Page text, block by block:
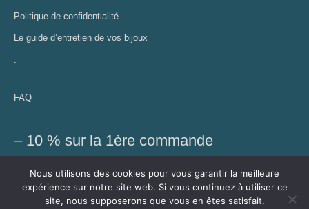
Politique de confidentialité
Le guide d’entretien de vos bijoux
.
FAQ
– 10 % sur la 1ère commande
Profitez de cette réduction et recevez des conseils bien-être,
découvrez les nouveautés et autres exclusivités
Nous utilisons des cookies pour vous garantir la meilleure
expérience sur notre site web. Si vous continuez à utiliser ce
site, nous supposerons que vous en êtes satisfait.